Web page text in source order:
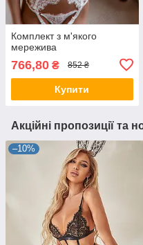
Комплект з м'якого
мережива
766,80 ₴ 852 ₴
Купити
Акційні пропозиції та
–10%